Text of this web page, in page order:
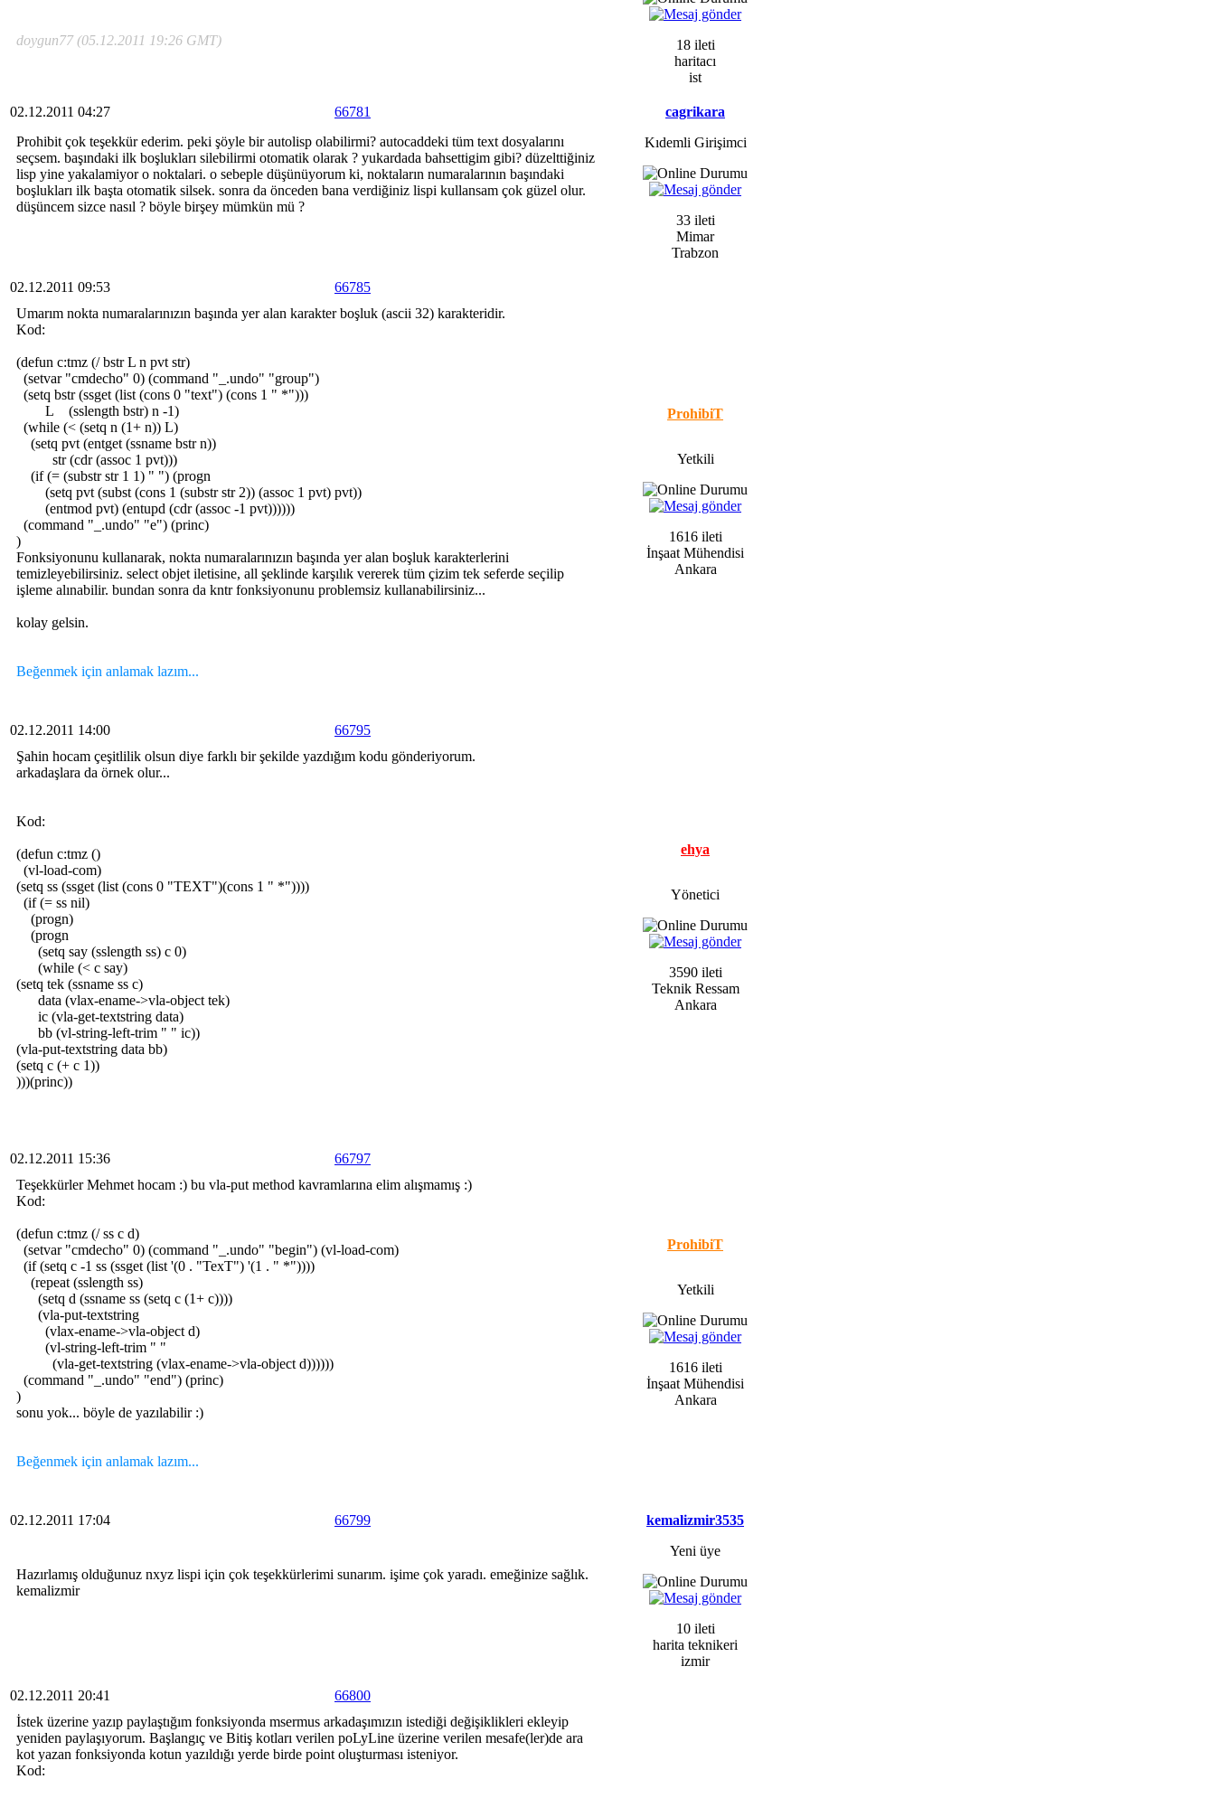
18 ileti
haritacı
ist
doygun77 (05.12.2011 19:26 GMT)
02.12.2011 04:27 66781
cagrikara
Kıdemli Girişimci
33 ileti
Mimar
Trabzon
Prohibit çok teşekkür ederim. peki şöyle bir autolisp olabilirmi? autocaddeki tüm text dosyalarını
seçsem. başındaki ilk boşlukları silebilirmi otomatik olarak ? yukardada bahsettigim gibi? düzelttiğiniz
lisp yine yakalamiyor o noktalari. o sebeple düşünüyorum ki, noktaların numaralarının başındaki
boşlukları ilk başta otomatik silsek. sonra da önceden bana verdiğiniz lispi kullansam çok güzel olur.
düşüncem sizce nasıl ? böyle birşey mümkün mü ?
02.12.2011 09:53 66785
ProhibiT
Yetkili
1616 ileti
İnşaat Mühendisi
Ankara
Umarım nokta numaralarınızın başında yer alan karakter boşluk (ascii 32) karakteridir.
Kod:
(defun c:tmz (/ bstr L n pvt str)
(setvar "cmdecho" 0) (command "_.undo" "group")
(setq bstr (ssget (list (cons 0 "text") (cons 1 " *")))
L (sslength bstr) n -1)
(while (< (setq n (1+ n)) L)
(setq pvt (entget (ssname bstr n))
str (cdr (assoc 1 pvt)))
(if (= (substr str 1 1) " ") (progn
(setq pvt (subst (cons 1 (substr str 2)) (assoc 1 pvt) pvt))
(entmod pvt) (entupd (cdr (assoc -1 pvt))))))
(command "_.undo" "e") (princ)
)
Fonksiyonunu kullanarak, nokta numaralarınızın başında yer alan boşluk karakterlerini
temizleyebilirsiniz. select objet iletisine, all şeklinde karşılık vererek tüm çizim tek seferde seçilip
işleme alınabilir. bundan sonra da kntr fonksiyonunu problemsiz kullanabilirsiniz...
kolay gelsin.
Beğenmek için anlamak lazım...
02.12.2011 14:00 66795
ehya
Yönetici
3590 ileti
Teknik Ressam
Ankara
Şahin hocam çeşitlilik olsun diye farklı bir şekilde yazdığım kodu gönderiyorum.
arkadaşlara da örnek olur...
Kod:
(defun c:tmz ()
(vl-load-com)
(setq ss (ssget (list (cons 0 "TEXT")(cons 1 " *"))))
(if (= ss nil)
(progn)
(progn
(setq say (sslength ss) c 0)
(while (< c say)
(setq tek (ssname ss c)
data (vlax-ename->vla-object tek)
ic (vla-get-textstring data)
bb (vl-string-left-trim " " ic))
(vla-put-textstring data bb)
(setq c (+ c 1))
)))(princ))
02.12.2011 15:36 66797
ProhibiT
Yetkili
1616 ileti
İnşaat Mühendisi
Ankara
Teşekkürler Mehmet hocam :) bu vla-put method kavramlarına elim alışmamış :)
Kod:
(defun c:tmz (/ ss c d)
(setvar "cmdecho" 0) (command "_.undo" "begin") (vl-load-com)
(if (setq c -1 ss (ssget (list '(0 . "TexT") '(1 . " *"))))
(repeat (sslength ss)
(setq d (ssname ss (setq c (1+ c))))
(vla-put-textstring
(vlax-ename->vla-object d)
(vl-string-left-trim " "
(vla-get-textstring (vlax-ename->vla-object d))))))
(command "_.undo" "end") (princ)
)
sonu yok... böyle de yazılabilir :)
Beğenmek için anlamak lazım...
02.12.2011 17:04 66799
kemalizmir3535
Yeni üye
10 ileti
harita teknikeri
izmir
Hazırlamış olduğunuz nxyz lispi için çok teşekkürlerimi sunarım. işime çok yaradı. emeğinize sağlık.
kemalizmir
02.12.2011 20:41
66800
İstek üzerine yazıp paylaştığım fonksiyonda msermus arkadaşımızın istediği değişiklikleri ekleyip
yeniden paylaşıyorum. Başlangıç ve Bitiş kotları verilen poLyLine üzerine verilen mesafe(ler)de ara
kot yazan fonksiyonda kotun yazıldığı yerde birde point oluşturması isteniyor.
Kod: